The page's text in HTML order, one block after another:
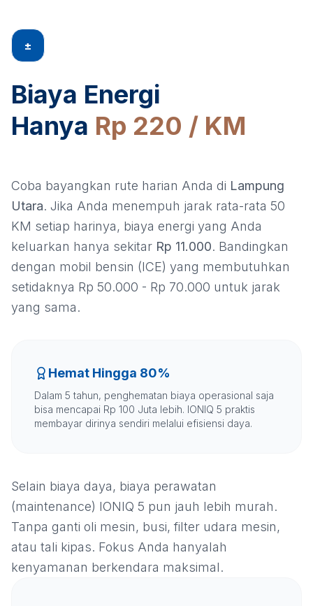
±
Biaya Energi
Hanya Rp 220 / KM
Coba bayangkan rute harian Anda di Lampung
Utara. Jika Anda menempuh jarak rata-rata 50
KM setiap harinya, biaya energi yang Anda
keluarkan hanya sekitar Rp 11.000. Bandingkan
dengan mobil bensin (ICE) yang membutuhkan
setidaknya Rp 50.000 - Rp 70.000 untuk jarak
yang sama.
Hemat Hingga 80%
Dalam 5 tahun, penghematan biaya operasional saja
bisa mencapai Rp 100 Juta lebih. IONIQ 5 praktis
membayar dirinya sendiri melalui efisiensi daya.
Selain biaya daya, biaya perawatan
(maintenance) IONIQ 5 pun jauh lebih murah.
Tanpa ganti oli mesin, busi, filter udara mesin,
atau tali kipas. Fokus Anda hanyalah
kenyamanan berkendara maksimal.